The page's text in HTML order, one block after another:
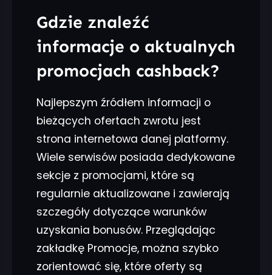
Gdzie znaleźć
informacje o aktualnych
promocjach cashback?
Najlepszym źródłem informacji o
bieżących ofertach zwrotu jest
strona internetowa danej platformy.
Wiele serwisów posiada dedykowane
sekcje z promocjami, które są
regularnie aktualizowane i zawierają
szczegóły dotyczące warunków
uzyskania bonusów. Przeglądając
zakładkę Promocje, można szybko
zorientować się, które oferty są